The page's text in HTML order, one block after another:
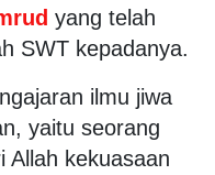
yang telah
SWT kepadanya.
ilmu jiwa
yaitu seorang
Allah kekuasaan